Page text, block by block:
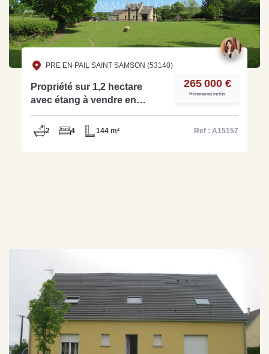
PRE EN PAIL SAINT SAMSON (53140)
Propriété sur 1,2 hectare
avec étang à vendre en
Exclusivité à Pre En Pail -
Réf: A15157
265 000 €
Honoraires inclus
2 4 144 m² Ref : A15157